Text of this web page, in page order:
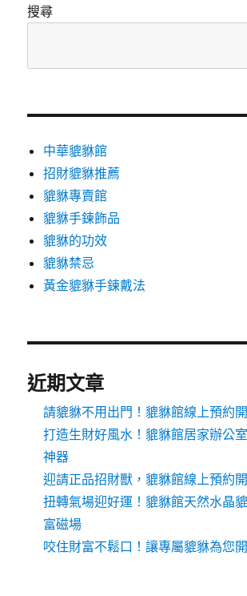
搜尋
中華貔貅館
招財貔貅推薦
貔貅專賣館
貔貅手鍊飾品
貔貅的功效
貔貅禁忌
黃金貔貅手鍊戴法
近期文章
請貔貅不用出門！貔貅館線上預約
打造生財好風水！貔貅館居家辦公
神器
迎請正品招財獸，貔貅館線上預約
扭轉氣場迎好運！貔貅館天然水晶
富磁場
咬住財富不鬆口！讓專屬貔貅為您